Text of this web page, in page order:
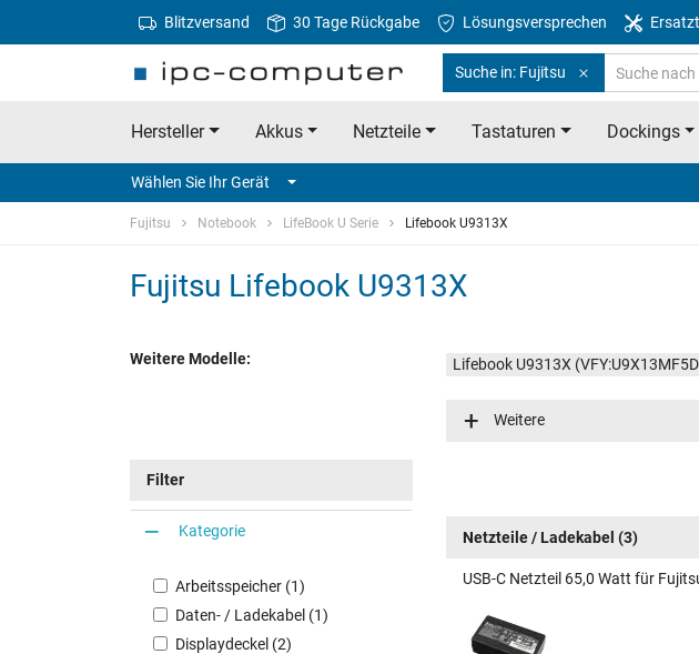
Blitzversand 30 Tage Rückgabe Lösungsversprechen
Suche in: Fujitsu
Hersteller Akkus Netzteile Tastaturen Dockings
Wählen Sie Ihr Gerät
Fujitsu Notebook LifeBook U Serie Lifebook U9313X
Fujitsu Lifebook U9313X
Weitere Modelle: Lifebook U9313X
Weitere
Filter
Kategorie
Arbeitsspeicher (1)
Daten- / Ladekabel (1)
Displaydeckel (2)
Netzteile / Ladekabel (3)
USB-C Netzteil 65,0 Watt für